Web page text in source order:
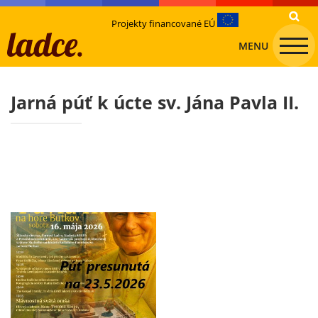
Projekty financované EÚ
MENU
Jarná púť k úcte sv. Jána Pavla II.